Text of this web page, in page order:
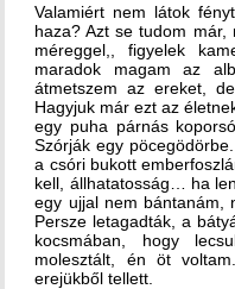
Valamiért nem látok
haza? Azt se tudom már,
méreggel,, figyelek
maradok magam az
átmetszem az ereket,
Hagyjuk már ezt az
egy puha párnás
Szórják egy
a csóri bukott
kell, állhatatosság… ha
egy ujjal nem bántanám,
Persze letagadták, a
kocsmában, hogy
molesztált, én öt
erejükből tellett.